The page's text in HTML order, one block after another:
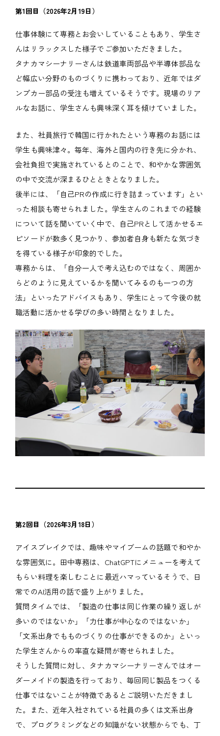
第1回目（2026年2月19日）
仕事体験にて専務とお会いしていることもあり、学生さ
んはリラックスした様子でご参加いただきました。
タナカマシーナリーさんは鉄道車両部品や半導体部品な
ど幅広い分野のものづくりに携わっており、近年ではダ
ンプカー部品の受注も増えているそうです。現場のリア
ルなお話に、学生さんも興味深く耳を傾けていました。
また、社員旅行で韓国に行かれたという専務のお話には
学生も興味津々。毎年、海外と国内の行き先に分かれ、
会社負担で実施されているとのことで、和やかな雰囲気
の中で交流が深まるひとときとなりました。
後半には、「自己PRの作成に行き詰まっています」とい
った相談も寄せられました。学生さんのこれまでの経験
について話を聞いていく中で、自己PRとして活かせるエ
ピソードが数多く見つかり、参加者自身も新たな気づき
を得ている様子が印象的でした。
専務からは、「自分一人で考え込むのではなく、周囲か
らどのように見えているかを聞いてみるのも一つの方
法」といったアドバイスもあり、学生にとって今後の就
職活動に活かせる学びの多い時間となりました。
第2回目（2026年3月18日）
アイスブレイクでは、趣味やマイブームの話題で和やか
な雰囲気に。田中専務は、ChatGPTにメニューを考えて
もらい料理を楽しむことに最近ハマっているそうで、日
常でのAI活用の話で盛り上がりました。
質問タイムでは、「製造の仕事は同じ作業の繰り返しが
多いのではないか」「力仕事が中心なのではないか」
「文系出身でもものづくりの仕事ができるのか」といっ
た学生さんからの率直な疑問が寄せられました。
そうした質問に対し、タナカマシーナリーさんではオー
ダーメイドの製造を行っており、毎回同じ製品をつくる
仕事ではないことが特徴であるとご説明いただきまし
た。また、近年入社されている社員の多くは文系出身
で、プログラミングなどの知識がない状態からでも、丁